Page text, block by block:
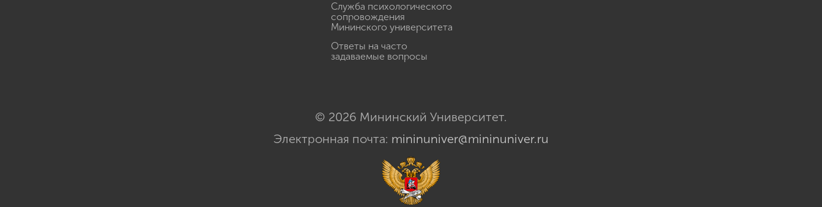
Служба психологического
сопровождения
Мининского университета
Ответы на часто
задаваемые вопросы
© 2026 Мининский Университет.
Электронная почта: mininuniver@mininuniver.ru